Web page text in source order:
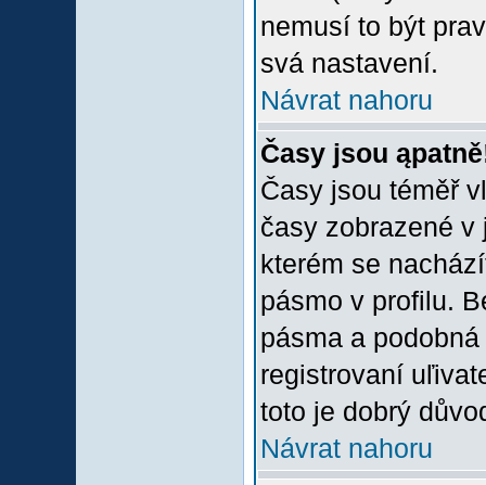
nemusí to být
svá nastavení.
Návrat nahoru
Časy jsou
Časy jsou téměř
časy zobrazené
kterém se
pásmo v profilu.
pásma a
registrovaní
toto je dobrý
Návrat nahoru